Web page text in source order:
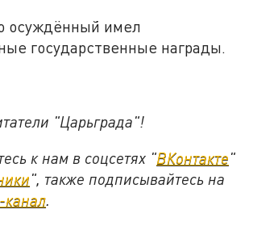
осуждённый имел
государственные награды.
"Царьграда"!
к нам в соцсетях "ВКонтакте"
", также подписывайтесь на
канал.